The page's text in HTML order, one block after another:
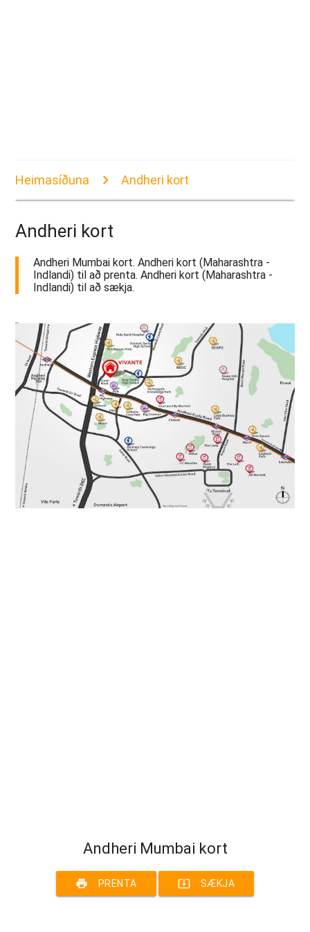
Heimasíðuna Andheri kort
Andheri kort
Andheri Mumbai kort. Andheri kort (Maharashtra -
Indlandi) til að prenta. Andheri kort (Maharashtra -
Indlandi) til að sækja.
Andheri Mumbai kort
print PRENTA system_update_alt SÆKJA